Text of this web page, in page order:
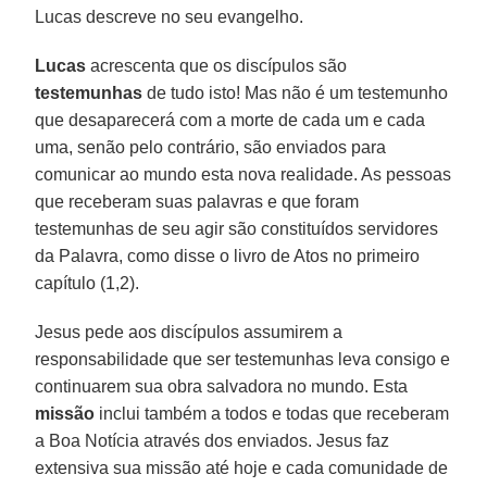
Lucas descreve no seu evangelho.
Lucas acrescenta que os discípulos são
testemunhas de tudo isto! Mas não é um testemunho
que desaparecerá com a morte de cada um e cada
uma, senão pelo contrário, são enviados para
comunicar ao mundo esta nova realidade. As pessoas
que receberam suas palavras e que foram
testemunhas de seu agir são constituídos servidores
da Palavra, como disse o livro de Atos no primeiro
capítulo (1,2).
Jesus pede aos discípulos assumirem a
responsabilidade que ser testemunhas leva consigo e
continuarem sua obra salvadora no mundo. Esta
missão inclui também a todos e todas que receberam
a Boa Notícia através dos enviados. Jesus faz
extensiva sua missão até hoje e cada comunidade de